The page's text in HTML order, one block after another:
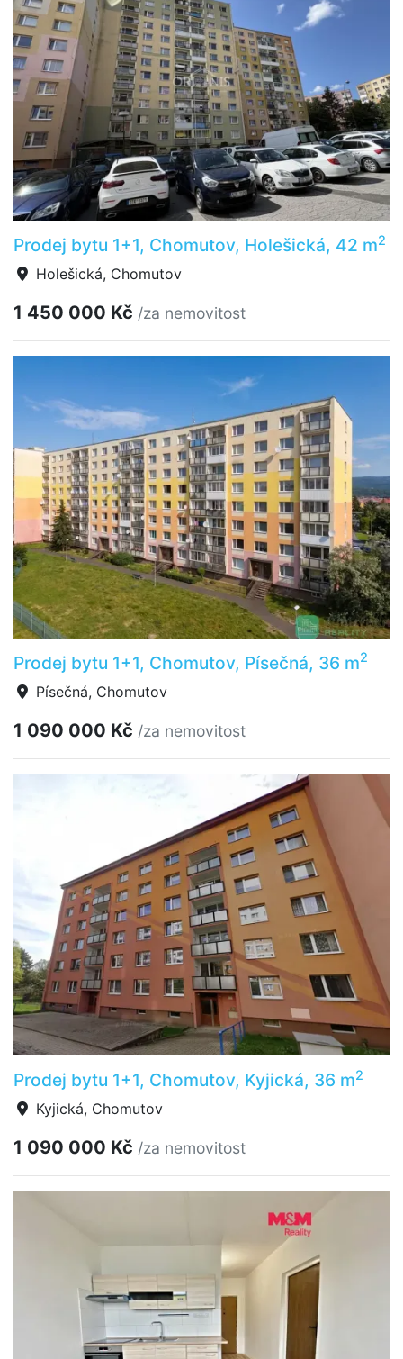
Prodej bytu 1+1, Chomutov, Holešická, 42 m2
Holešická, Chomutov
1 450 000 Kč /za nemovitost
Prodej bytu 1+1, Chomutov, Písečná, 36 m2
Písečná, Chomutov
1 090 000 Kč /za nemovitost
Prodej bytu 1+1, Chomutov, Kyjická, 36 m2
Kyjická, Chomutov
1 090 000 Kč /za nemovitost